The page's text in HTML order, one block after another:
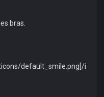
bras.
default_smile.png[/i